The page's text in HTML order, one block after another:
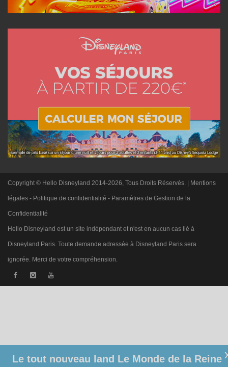
Copyright © Hello Disneyland 2014-2026, Tous Droits Réservés. | Mentions
légales - Politique de confidentialité - Paramètres de Gestion de la
Confidentialité
Hello Disneyland est un site indépendant et n'est en aucun cas lié à
Disneyland Paris. Toute demande adressée à Disneyland Paris sera
ignorée. Merci de votre compréhension.
Le tout nouveau land Le Monde de la Reine